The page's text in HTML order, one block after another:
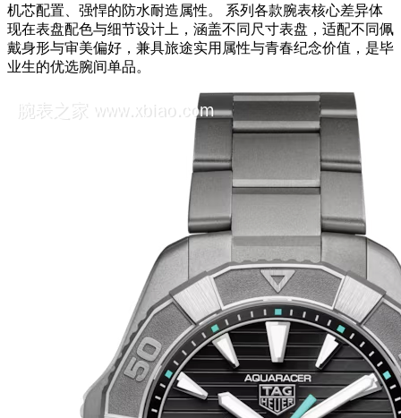
机芯配置、强悍的防水耐造属性。 系列各款腕表核心差异体
现在表盘配色与细节设计上，涵盖不同尺寸表盘，适配不同佩
戴身形与审美偏好，兼具旅途实用属性与青春纪念价值，是毕
业生的优选腕间单品。